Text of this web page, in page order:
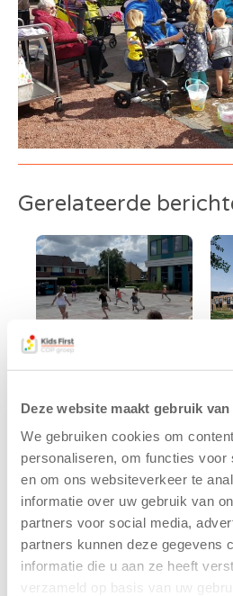
Deze website maakt gebruik
We gebruiken cookies om
personaliseren, om functies voor
en om ons websiteverkeer te
informatie over uw gebruik van
partners voor social media,
partners kunnen deze gegevens
informatie die u aan ze heeft
verzameld op basis van uw
Gerelateerde
Kinderen BSO
De
Westerburcht
trainen alvast
voor Kids First
Mini 4 Mijl
7 augustus 2026
Eelde, 6 augustus